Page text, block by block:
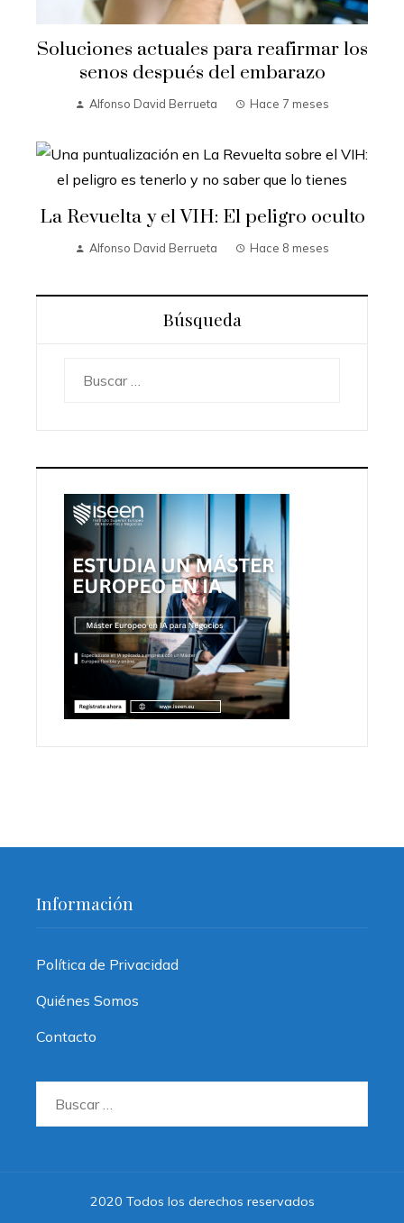
Soluciones actuales para reafirmar los
senos después del embarazo
Alfonso David Berrueta Hace 7 meses
La Revuelta y el VIH: El peligro oculto
Alfonso David Berrueta Hace 8 meses
Búsqueda
Información
Política de Privacidad
Quiénes Somos
Contacto
2020 Todos los derechos reservados